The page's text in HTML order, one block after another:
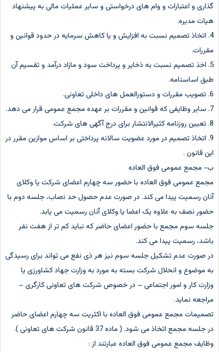
گذاری و اعتبارات و وام های درخواستی و سایر عملیات مالی به پیشنهاد
هیات مدیره.
4. اتخاذ تصمیم نسبت به افزایش و یا کاهش سرمایه در حدود قوانین و
مقررات.
5. اخذ تصمیم نسبت به ذخایر و پرداخت سود و مازاد درآمد و تقسیم آن
طبق اساسنامه.
6. تصویب مقررات و دستورالعمل های داخلی تعاونی.
7. سایر وظایفی که قوانین و مقررات بر عهده مجمع عمومی قرار می دهد.
8. تعیین روزنامه کثیرالانتشار برای درج آگهی های شرکت.
9. اتخاذ تصمیم در مورد عضویت سالانه پرداختی بر اساس موازین مقرر در
این قانون .
ب- مجمع عمومی فوق العاده
مجمع عمومی فوق العاده با حضور سه چهارم اعضای شرکت یا وکلای
آنان رسمیت پیدا می کند. در صورت عدم حصول حد نصاب، جلسه دوم با
حضور نصف به علاوه یک اعضا یا وکلای آنان رسمیت می یابد.
جلسه سوم مجمع با حضور اعضای حاضر که نباید کم تر از هفت نفر
باشد، رسمیت پیدا می کند.
در صورت عدم تشکیل جلسه سوم نیز هر ذی نفع می تواند برای رسیدگی
به موضوع و انحلال شرکت بسته به مورد به وزارت جهاد کشاورزی یا
وزارت کار و امور اجتماعی – در خصوص شرکت های تعاونی کارگری –
مراجعه نماید.
تصمیمات مجمع عمومی فوق العاده با اکثریت سه چهارم اعضای حاضر
در جلسه مجمع اتخاذ می شود. ( ماده 37 قانون شرکت های تعاونی ).
وظایف مجمع عمومی فوق العاده عبارتند از :